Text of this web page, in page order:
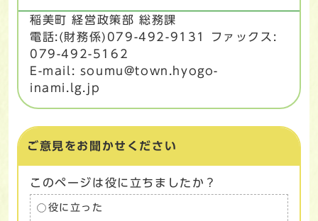
稲美町 経営政策部 総務課
電話:(財務係)079-492-9131 ファックス:
079-492-5162
E-mail: soumu@town.hyogo-
inami.lg.jp
ご意見をお聞かせください
このページは役に立ちましたか？
役に立った